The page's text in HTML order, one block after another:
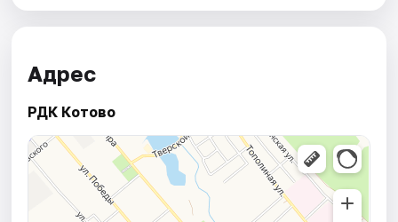
Адрес
РДК Котово